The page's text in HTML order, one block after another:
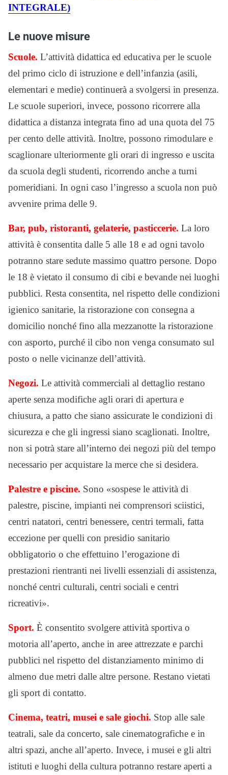
INTEGRALE)
Le nuove misure
Scuole. L’attività didattica ed educativa per le scuole
del primo ciclo di istruzione e dell’infanzia (asili,
elementari e medie) continuerà a svolgersi in presenza.
Le scuole superiori, invece, possono ricorrere alla
didattica a distanza integrata fino ad una quota del 75
per cento delle attività. Inoltre, possono rimodulare e
scaglionare ulteriormente gli orari di ingresso e uscita
da scuola degli studenti, ricorrendo anche a turni
pomeridiani. In ogni caso l’ingresso a scuola non può
avvenire prima delle 9.
Bar, pub, ristoranti, gelaterie, pasticcerie. La loro
attività è consentita dalle 5 alle 18 e ad ogni tavolo
potranno stare sedute massimo quattro persone. Dopo
le 18 è vietato il consumo di cibi e bevande nei luoghi
pubblici. Resta consentita, nel rispetto delle condizioni
igienico sanitarie, la ristorazione con consegna a
domicilio nonché fino alla mezzanotte la ristorazione
con asporto, purché il cibo non venga consumato sul
posto o nelle vicinanze dell’attività.
Negozi. Le attività commerciali al dettaglio restano
aperte senza modifiche agli orari di apertura e
chiusura, a patto che siano assicurate le condizioni di
sicurezza e che gli ingressi siano scaglionati. Inoltre,
non si potrà stare all’interno dei negozi più del tempo
necessario per acquistare la merce che si desidera.
Palestre e piscine. Sono «sospese le attività di
palestre, piscine, impianti nei comprensori sciistici,
centri natatori, centri benessere, centri termali, fatta
eccezione per quelli con presidio sanitario
obbligatorio o che effettuino l’erogazione di
prestazioni rientranti nei livelli essenziali di assistenza,
nonché centri culturali, centri sociali e centri
ricreativi».
Sport. È consentito svolgere attività sportiva o
motoria all’aperto, anche in aree attrezzate e parchi
pubblici nel rispetto del distanziamento minimo di
almeno due metri dalle altre persone. Restano vietati
gli sport di contatto.
Cinema, teatri, musei e sale giochi. Stop alle sale
teatrali, sale da concerto, sale cinematografiche e in
altri spazi, anche all’aperto. Invece, i musei e gli altri
istituti e luoghi della cultura potranno restare aperti a